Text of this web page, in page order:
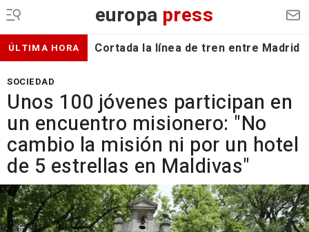
europa press
ÚLTIMA HORA Cortada la línea de tren entre Madrid
SOCIEDAD
Unos 100 jóvenes participan en
un encuentro misionero: "No
cambio la misión ni por un hotel
de 5 estrellas en Maldivas"